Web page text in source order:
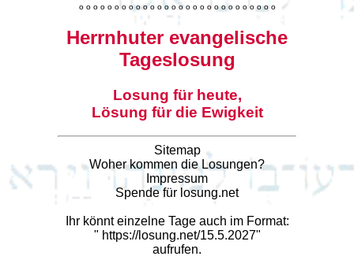
o o o o o o o o o o o o o o o o o o o o o o o o o o o o
Herrnhuter evangelische
Tageslosung
Losung für heute,
Lösung für die Ewigkeit
Sitemap
Woher kommen die Losungen?
Impressum
Spende für losung.net
Ihr könnt einzelne Tage auch im Format:
" https://losung.net/15.5.2027"
aufrufen.